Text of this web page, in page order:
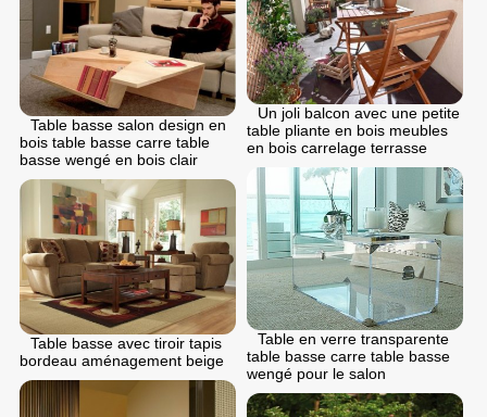
Table basse salon design en
bois table basse carre table
basse wengé en bois clair
Un joli balcon avec une petite
table pliante en bois meubles
en bois carrelage terrasse
Table en verre transparente
table basse carre table basse
wengé pour le salon
Table basse avec tiroir tapis
bordeau aménagement beige